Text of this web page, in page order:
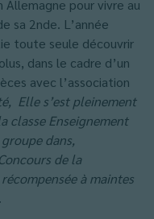
Allemagne pour vivre au
sa 2nde. L’année
toute seule découvrir
dans le cadre d’un
avec l’association
Elle s’est pleinement
classe Enseignement
dans,
de la
à maintes